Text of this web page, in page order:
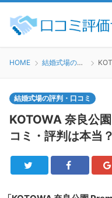
HOME 結婚式場の評判・口コミ
結婚式場の評判・口コミ
KOTOWA 奈良公
コミ・評判は本当
Twitter Facebook